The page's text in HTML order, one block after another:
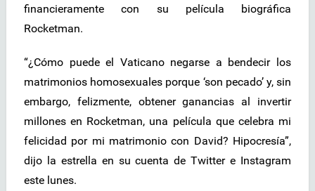
financieramente con su película biográfica
Rocketman.
“¿Cómo puede el Vaticano negarse a bendecir los
matrimonios homosexuales porque ‘son pecado’ y, sin
embargo, felizmente, obtener ganancias al invertir
millones en Rocketman, una película que celebra mi
felicidad por mi matrimonio con David? Hipocresía”,
dijo la estrella en su cuenta de Twitter e Instagram
este lunes.